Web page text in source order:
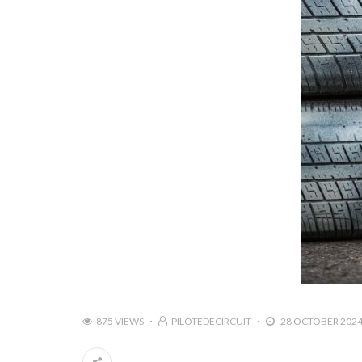
875 VIEWS PILOTEDECIRCUIT 28 OCTOBER 2024